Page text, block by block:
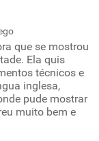
que se mostrou
Ela quis
técnicos e
inglesa,
pude mostrar
muito bem e